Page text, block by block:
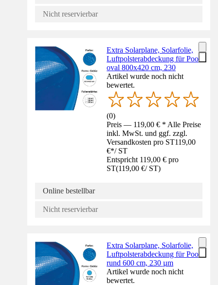
Nicht reservierbar
Extra Solarplane, Solarfolie,
Luftpolsterabdeckung für Pool
oval 800x420 cm, 230
Artikel wurde noch nicht
bewertet.
(0)
Preis — 119,00 € * Alle Preise
inkl. MwSt. und ggf. zzgl.
Versandkosten pro ST119,00
€*/ ST
Entspricht 119,00 € pro
ST(119,00 €/ ST)
Online bestellbar
Nicht reservierbar
Extra Solarplane, Solarfolie,
Luftpolsterabdeckung für Pool
rund 600 cm, 230 µm
Artikel wurde noch nicht
bewertet.